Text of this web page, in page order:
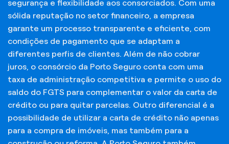
segurança e flexibilidade aos consorciados. Com uma
sólida reputação no setor financeiro, a empresa
garante um processo transparente e eficiente, com
condições de pagamento que se adaptam a
diferentes perfis de clientes. Além de não cobrar
juros, o consórcio da Porto Seguro conta com uma
taxa de administração competitiva e permite o uso do
saldo do FGTS para complementar o valor da carta de
crédito ou para quitar parcelas. Outro diferencial é a
possibilidade de utilizar a carta de crédito não apenas
para a compra de imóveis, mas também para a